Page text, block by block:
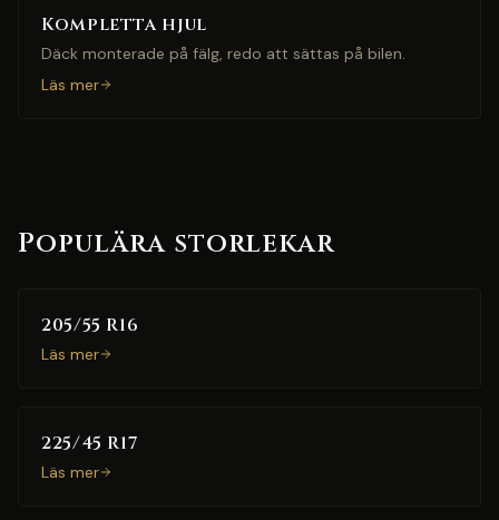
Kompletta hjul
Däck monterade på fälg, redo att sättas på bilen.
Läs mer
Populära storlekar
205/55 R16
Läs mer
225/45 R17
Läs mer